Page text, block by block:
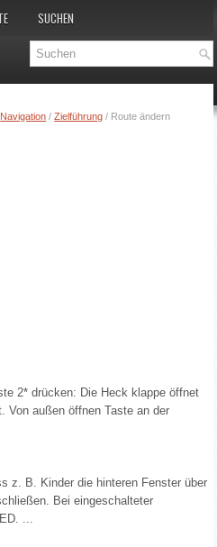
SUCHEN
Navigation /Zielführung / Route ändern
2* drücken: Die Heck klappe öffnet
Von außen öffnen Taste an der
z. B. Kinder die hinteren Fenster über
Bei eingeschalteter
...